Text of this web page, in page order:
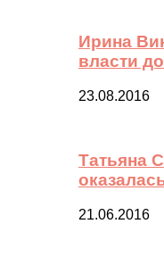
Ирина
власти
23.08.2016
Татьяна
21.06.2016